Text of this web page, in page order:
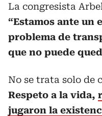
La congresista
“Estamos ante un
problema de
que no puede
No se trata solo de
Respeto a la vida,
jugaron la